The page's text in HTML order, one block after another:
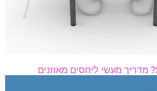
מדריך מעשי ליחסים מאוזנים